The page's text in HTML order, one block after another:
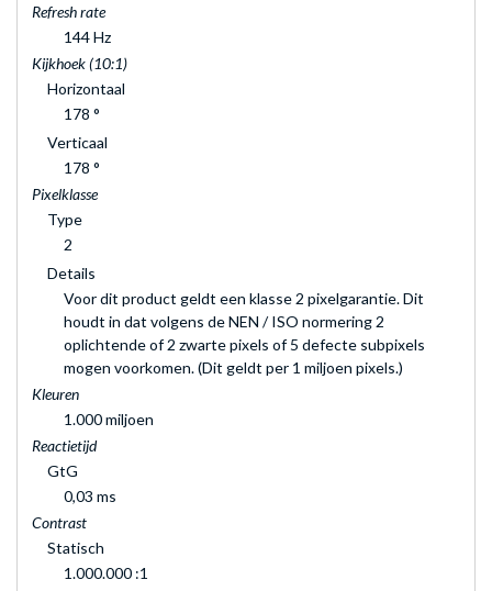
Refresh rate
144 Hz
Kijkhoek (10:1)
Horizontaal
178 °
Verticaal
178 °
Pixelklasse
Type
2
Details
Voor dit product geldt een klasse 2 pixelgarantie. Dit
houdt in dat volgens de NEN / ISO normering 2
oplichtende of 2 zwarte pixels of 5 defecte subpixels
mogen voorkomen. (Dit geldt per 1 miljoen pixels.)
Kleuren
1.000 miljoen
Reactietijd
GtG
0,03 ms
Contrast
Statisch
1.000.000 :1